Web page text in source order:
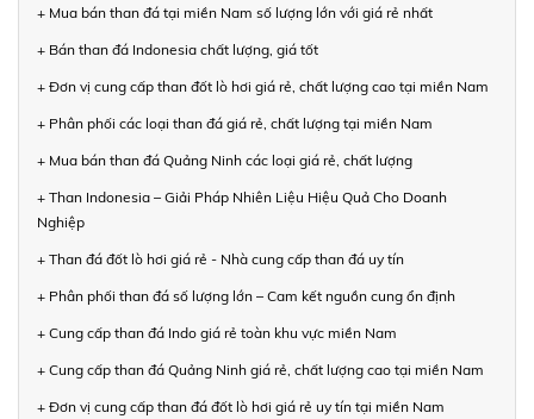
+ Mua bán than đá tại miền Nam số lượng lớn với giá rẻ nhất
+ Bán than đá Indonesia chất lượng, giá tốt
+ Đơn vị cung cấp than đốt lò hơi giá rẻ, chất lượng cao tại miền Nam
+ Phân phối các loại than đá giá rẻ, chất lượng tại miền Nam
+ Mua bán than đá Quảng Ninh các loại giá rẻ, chất lượng
+ Than Indonesia – Giải Pháp Nhiên Liệu Hiệu Quả Cho Doanh
Nghiệp
+ Than đá đốt lò hơi giá rẻ - Nhà cung cấp than đá uy tín
+ Phân phối than đá số lượng lớn – Cam kết nguồn cung ổn định
+ Cung cấp than đá Indo giá rẻ toàn khu vực miền Nam
+ Cung cấp than đá Quảng Ninh giá rẻ, chất lượng cao tại miền Nam
+ Đơn vị cung cấp than đá đốt lò hơi giá rẻ uy tín tại miền Nam